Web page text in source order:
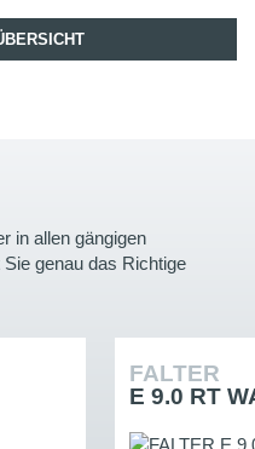
in allen gängigen
genau das Richtige
FALTER
E 9.0 RT